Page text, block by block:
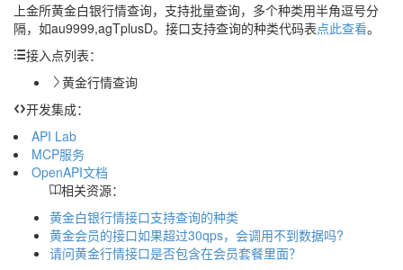
上金所黄金白银行情查询，支持批量查询，多个种类用半角逗号分
隔，如au9999,agTplusD。接口支持查询的种类代码表点此查看。
接入点列表：
黄金行情查询
开发集成：
API Lab
MCP服务
OpenAPI文档
相关资源：
黄金白银行情接口支持查询的种类
黄金会员的接口如果超过30qps，会调用不到数据吗?
请问黄金行情接口是否包含在会员套餐里面？